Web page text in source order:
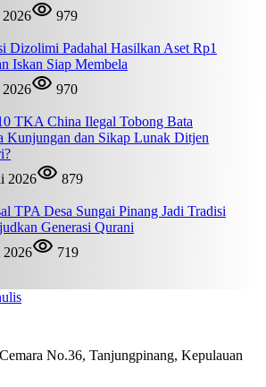
2026
979
Dizolimi Padahal Hasilkan Aset Rp1
Iskan Siap Membela
2026
970
TKA China Ilegal Tobong Bata
Kunjungan dan Sikap Lunak Ditjen
2026
879
TPA Desa Sungai Pinang Jadi Tradisi
Generasi Qurani
2026
719
No.36, Tanjungpinang, Kepulauan